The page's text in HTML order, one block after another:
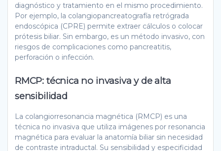
diagnóstico y tratamiento en el mismo procedimiento.
Por ejemplo, la colangiopancreatografía retrógrada
endoscópica (CPRE) permite extraer cálculos o colocar
prótesis biliar. Sin embargo, es un método invasivo, con
riesgos de complicaciones como pancreatitis,
perforación o infección.
RMCP: técnica no invasiva y de alta
sensibilidad
La colangiorresonancia magnética (RMCP) es una
técnica no invasiva que utiliza imágenes por resonancia
magnética para evaluar la anatomía biliar sin necesidad
de contraste intraductal. Su sensibilidad y especificidad